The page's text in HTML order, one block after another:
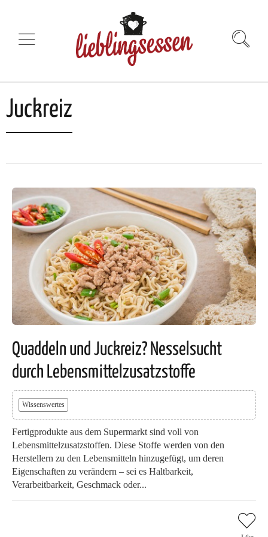
Juckreiz
Quaddeln und Juckreiz? Nesselsucht
durch Lebensmittelzusatzstoffe
Wissenswertes
Fertigprodukte aus dem Supermarkt sind voll von
Lebensmittelzusatzstoffen. Diese Stoffe werden von den
Herstellern zu den Lebensmitteln hinzugefügt, um deren
Eigenschaften zu verändern – sei es Haltbarkeit,
Verarbeitbarkeit, Geschmack oder...